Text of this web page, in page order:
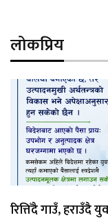
लोकप्रिय
रित्तिँदै गाउँ, हराउँदै